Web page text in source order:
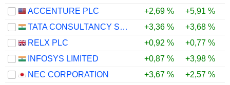
ACCENTURE PLC
+2,69 % +5,91 %
TATA CONSULTANCY SERVICES LTD.
+3,36 % +3,68 %
RELX PLC
+0,92 % +0,77 %
INFOSYS LIMITED
+0,87 % +3,98 %
NEC CORPORATION
+3,67 % +2,57 %